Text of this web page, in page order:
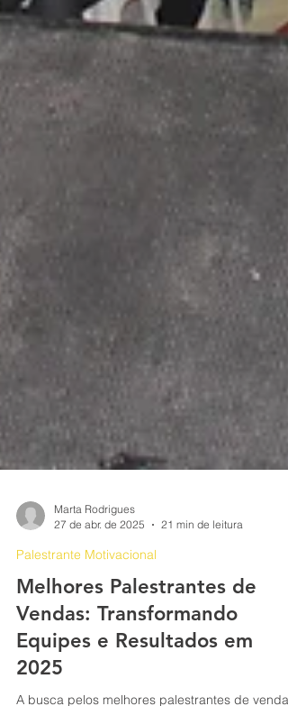
27 de abr. de 2025
Palestrante Motivacional
Melhores Palestrantes de
Vendas: Transformando
Equipes e Resultados em